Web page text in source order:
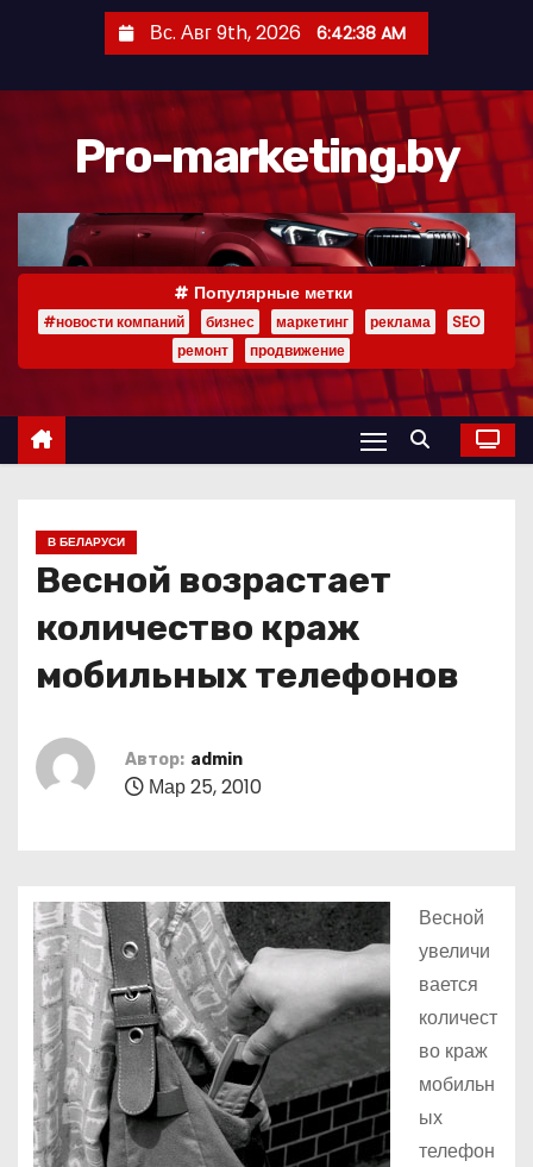
р
Вс. Авг 9th, 2026 6:42:39 AM
Pro-marketing.by
Популярные метки
#новости компаний бизнес маркетинг реклама
SEO
ремонт
продвижение
В БЕЛАРУСИ
Весной возрастает
количество краж
мобильных телефонов
Автор: admin
Мар 25, 2010
Весной
увеличи
вается
количест
во краж
мобильн
ых
телефон